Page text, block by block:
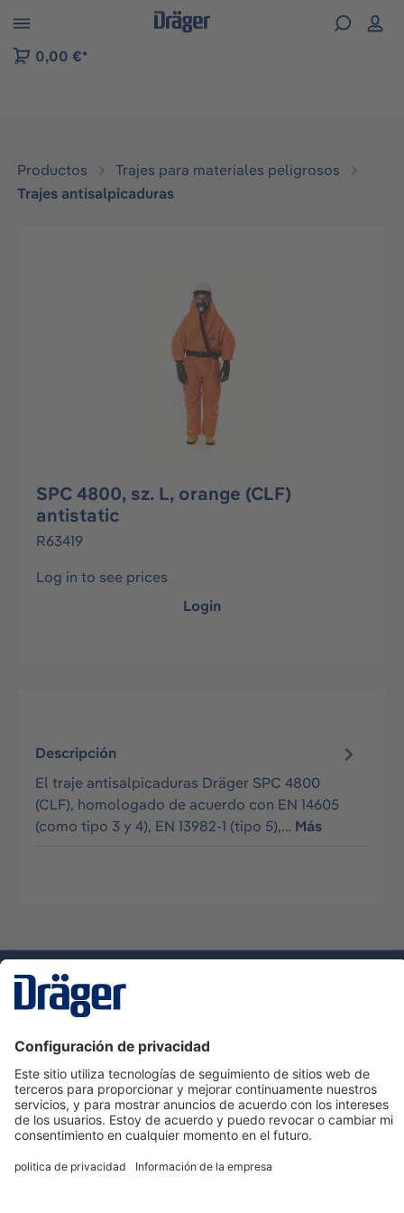
to B2B platform navigation
0,00 €*
Productos
Trajes para materiales peligrosos
Trajes antisalpicaduras
SPC 4800, sz. L, orange (CLF)
antistatic
R63419
Log in to see prices
Login
Descripción
El traje antisalpicaduras Dräger SPC 4800
(CLF), homologado de acuerdo con EN 14605
(como tipo 3 y 4), EN 13982-1 (tipo 5),… Más
Servicio de atención al cliente de Dräger
Ayuda
Información